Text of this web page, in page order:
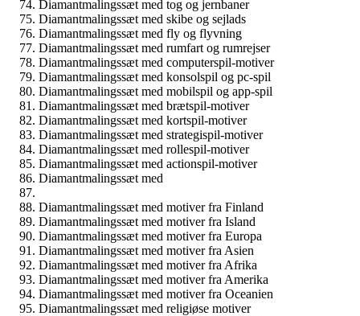
Diamantmalingssæt med tog og jernbaner
Diamantmalingssæt med skibe og sejlads
Diamantmalingssæt med fly og flyvning
Diamantmalingssæt med rumfart og rumrejser
Diamantmalingssæt med computerspil-motiver
Diamantmalingssæt med konsolspil og pc-spil
Diamantmalingssæt med mobilspil og app-spil
Diamantmalingssæt med brætspil-motiver
Diamantmalingssæt med kortspil-motiver
Diamantmalingssæt med strategispil-motiver
Diamantmalingssæt med rollespil-motiver
Diamantmalingssæt med actionspil-motiver
Diamantmalingssæt med
Diamantmalingssæt med motiver fra Finland
Diamantmalingssæt med motiver fra Island
Diamantmalingssæt med motiver fra Europa
Diamantmalingssæt med motiver fra Asien
Diamantmalingssæt med motiver fra Afrika
Diamantmalingssæt med motiver fra Amerika
Diamantmalingssæt med motiver fra Oceanien
Diamantmalingssæt med religiøse motiver